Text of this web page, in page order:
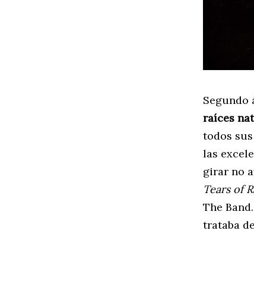
Segundo
raíces
todos
las
girar no
Tears of
The
trataba de